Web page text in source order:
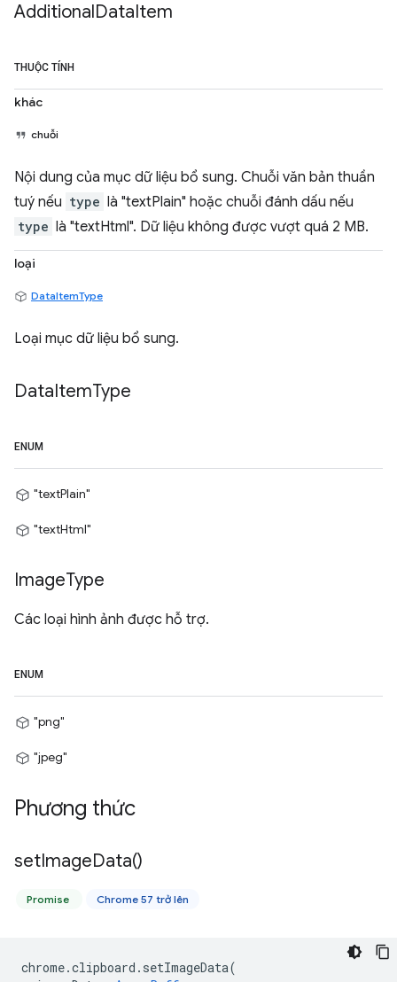
AdditionalDataItem
THUỘC TÍNH
khác
chuỗi
Nội dung của mục dữ liệu bổ sung. Chuỗi văn bản thuần
tuý nếu type là "textPlain" hoặc chuỗi đánh dấu nếu
type là "textHtml". Dữ liệu không được vượt quá 2 MB.
loại
DataItemType
Loại mục dữ liệu bổ sung.
DataItemType
ENUM
"textPlain"
"textHtml"
ImageType
Các loại hình ảnh được hỗ trợ.
ENUM
"png"
"jpeg"
Phương thức
setImageData()
Promise Chrome 57 trở lên
chrome.clipboard . setImageData(